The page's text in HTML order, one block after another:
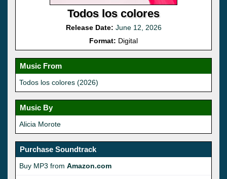
Todos los colores
Release Date: June 12, 2026
Format: Digital
Music From
Todos los colores (2026)
Music By
Alicia Morote
Purchase Soundtrack
Buy MP3 from Amazon.com